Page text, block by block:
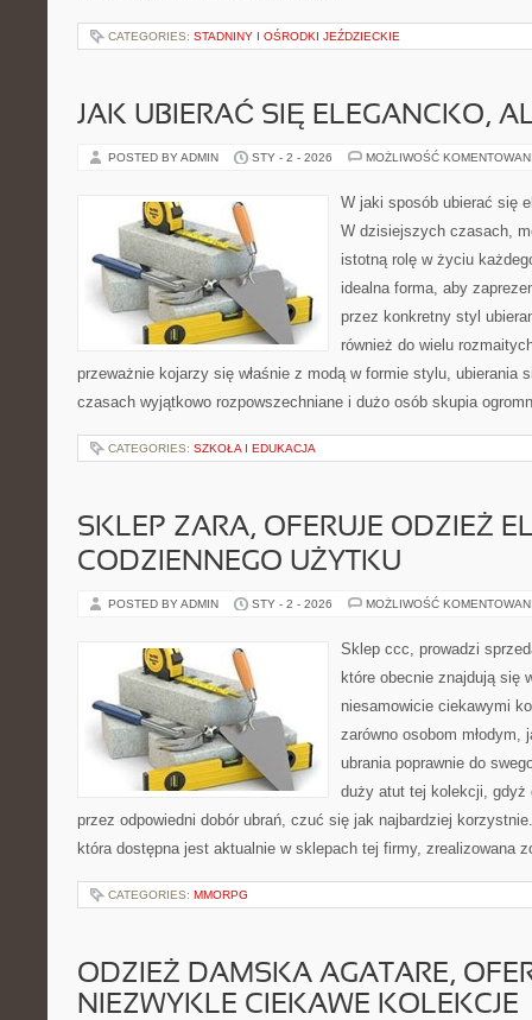
CATEGORIES: STADNINY I OŚRODKI JEŹDZIECKIE
JAK UBIERAĆ SIĘ ELEGANCKO,
POSTED BY ADMIN STY - 2 - 2026 MOŻLIWOŚĆ
W jaki sposób ubierać się
W dzisiejszych czasach,
istotną rolę w życiu
idealna forma, aby
przez konkretny styl
również do wielu
przeważnie kojarzy się właśnie z modą w formie stylu, ubierania
czasach wyjątkowo rozpowszechniane i dużo osób skupia
CATEGORIES: SZKOŁA I EDUKACJA
SKLEP ZARA, OFERUJE ODZIEŻ
CODZIENNEGO UŻYTKU
POSTED BY ADMIN STY - 2 - 2026 MOŻLIWOŚĆ
Sklep ccc, prowadzi
które obecnie znajdują się
niesamowicie ciekawymi
zarówno osobom
ubrania poprawnie do
duży atut tej kolekcji, gdyż
przez odpowiedni dobór ubrań, czuć się jak najbardziej
która dostępna jest aktualnie w sklepach tej firmy, zrealizowana
CATEGORIES: MMORPG
ODZIEŻ DAMSKA AGATARE,
NIEZWYKLE CIEKAWE KOLEKCJE